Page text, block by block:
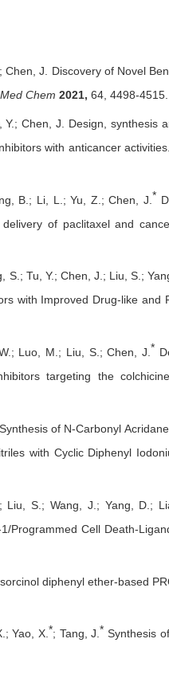
J. Discovery of Novel
Chem 2021, 64, 4498-4515.
Chen, J. Design, synthesis
with anticancer
B.; Li, L.; Yu, Z.; Chen, J. *
ry of paclitaxel and
S.; Tu, Y.; Chen, J.; Liu, S.;
with Improved Drug-like and
Luo, M.; Liu, S.; Chen, J. *
targeting the
Synthesis of N-Carbonyl
with Cyclic Diphenyl
S.; Wang, J.; Yang, D.;
Programmed Cell Death-
diphenyl ether-based
Yao, X.*; Tang, J.* Synthesis